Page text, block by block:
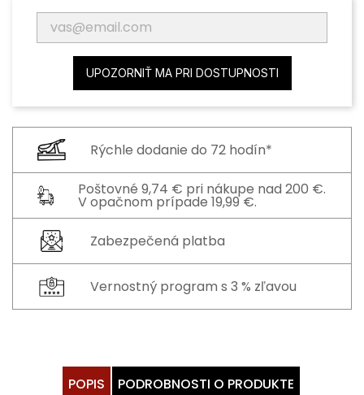
UPOZORNIŤ MA PRI DOSTUPNOSTI
Rýchle dodanie do 72 hodín*
Poštovné 9,74 € pri nákupe nad 200 €.
V opačnom prípade 19,99 €.
Zabezpečená platba
Vernostný program s 3 % zľavou
POPIS PODROBNOSTI O PRODUKTE